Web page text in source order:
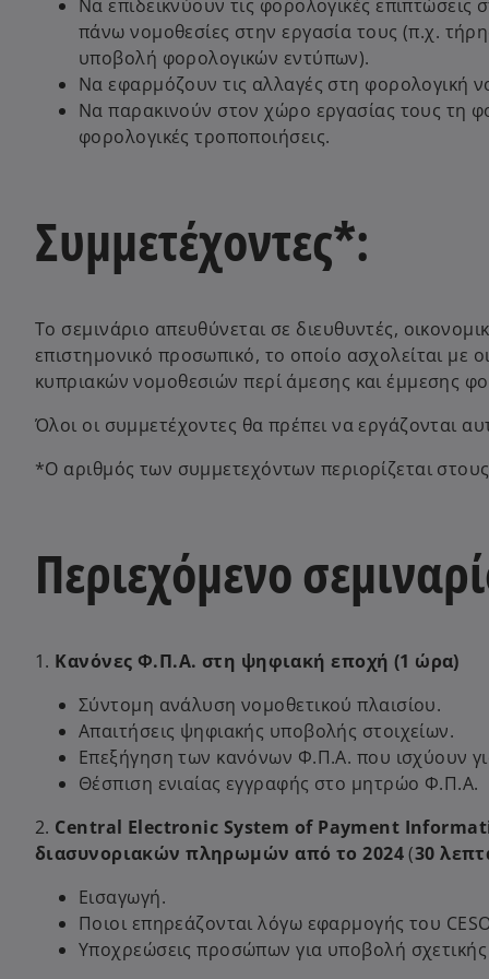
Να επιδεικνύουν τις φορολογικές επιπτώσεις
πάνω νομοθεσίες στην εργασία τους (π.χ.
υποβολή φορολογικών εντύπων).
Να εφαρμόζουν τις αλλαγές στη φορολογική
Να παρακινούν στον χώρο εργασίας τους τη
φορολογικές τροποποιήσεις.
Συμμετέχοντες*:
Το σεμινάριο απευθύνεται σε διευθυντές,
επιστημονικό προσωπικό, το οποίο ασχολείται με
κυπριακών νομοθεσιών περί άμεσης και έμμεσης
Όλοι οι συμμετέχοντες θα πρέπει να εργάζονται
*Ο αριθμός των συμμετεχόντων περιορίζεται
Περιεχόμενο
1. Κανόνες Φ.Π.Α. στη ψηφιακή εποχή (1 ώρα)
Σύντομη ανάλυση νομοθετικού πλαισίου.
Απαιτήσεις ψηφιακής υποβολής στοιχείων.
Επεξήγηση των κανόνων Φ.Π.Α. που ισχύουν
Θέσπιση ενιαίας εγγραφής στο μητρώο Φ.Π.Α.
2. Central Electronic System of Payment
διασυνοριακών πληρωμών από το 2024(30
Εισαγωγή.
Ποιοι επηρεάζονται λόγω εφαρμογής του
Υποχρεώσεις προσώπων για υποβολή